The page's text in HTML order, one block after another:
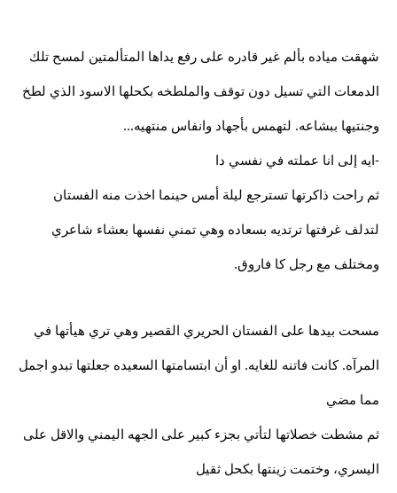
شهقت مياده بألم غير قادره على رفع يداها المتألمتين لمسح تلك
الدمعات التي تسيل دون توقف والملطخه بكحلها الاسود الذي لطخ
وجنتيها ببشاعه. لتهمس بأجهاد وانفاس منتهيه...
-ايه إلى انا عملته في نفسي دا
ثم راحت ذاكرتها تسترجع ليلة أمس حينما اخذت منه الفستان
لتدلف غرفتها ترتديه بسعاده وهي تمني نفسها بعشاء شاعري
ومختلف مع رجل كا فاروق.
مسحت بيدها على الفستان الحريري القصير وهي تري هيأتها في
المرآه. كانت فاتنه للغايه. او أن ابتسامتها السعيده جعلتها تبدو اجمل
مما مضي
ثم مشطت خصلاتها لتأتي بجزء كبير على الجهه اليمني والاقل على
اليسري، وختمت زينتها بكحل ثقيل